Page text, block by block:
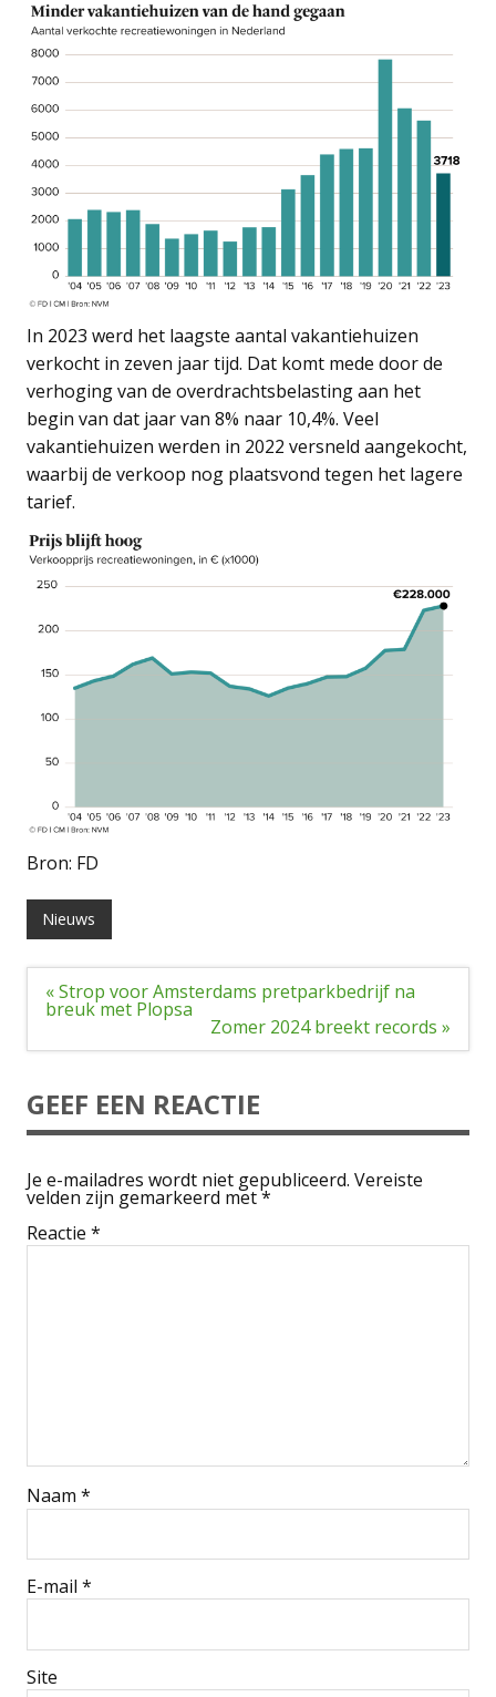
In 2023 werd het laagste aantal vakantiehuizen
verkocht in zeven jaar tijd. Dat komt mede door de
verhoging van de overdrachtsbelasting aan het
begin van dat jaar van 8% naar 10,4%. Veel
vakantiehuizen werden in 2022 versneld aangekocht,
waarbij de verkoop nog plaatsvond tegen het lagere
tarief.
Bron: FD
Nieuws
Bericht
navigatie
« Strop voor Amsterdams pretparkbedrijf na
breuk met Plopsa
Zomer 2024 breekt records »
GEEF EEN REACTIE
Je e-mailadres wordt niet gepubliceerd. Vereiste
velden zijn gemarkeerd met*
Reactie *
Naam *
E-mail *
Site